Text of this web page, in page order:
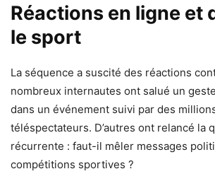
Réactions en ligne et
le sport
La séquence a suscité des réactions
nombreux internautes ont salué un
dans un événement suivi par des
téléspectateurs. D’autres ont relancé la
récurrente : faut-il mêler messages
compétitions sportives ?